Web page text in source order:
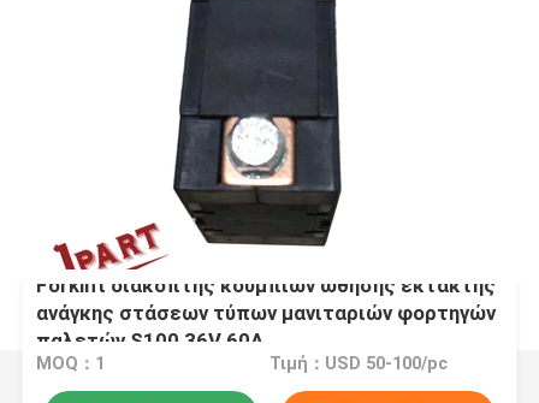
Forklift διακόπτης κουμπιών ώθησης έκτακτης
ανάγκης στάσεων τύπων μανιταριών φορτηγών
παλετών S100 36V 60A
MOQ：1 Τιμή：USD 50-100/pc